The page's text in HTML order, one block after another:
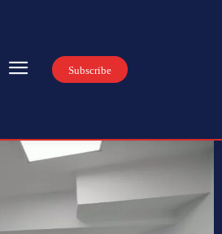
Subscribe